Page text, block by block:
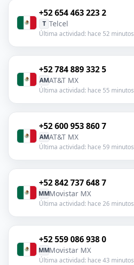
+52 654 463 223 2
T Telcel
Última actividad: hace 52 minutos
+52 784 889 332 5
AMAT&T MX
Última actividad: hace 55 minutos
+52 600 953 860 7
AMAT&T MX
Última actividad: hace 59 minutos
+52 842 737 648 7
MMMovistar MX
Última actividad: hace 26 minutos
+52 559 086 938 0
MMMovistar MX
Última actividad: hace 43 minutos